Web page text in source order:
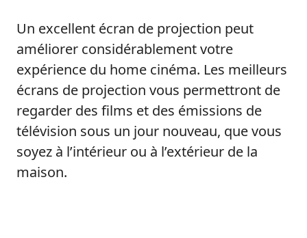
Un excellent écran de projection peut
améliorer considérablement votre
expérience du home cinéma. Les meilleurs
écrans de projection vous permettront de
regarder des films et des émissions de
télévision sous un jour nouveau, que vous
soyez à l’intérieur ou à l’extérieur de la
maison.